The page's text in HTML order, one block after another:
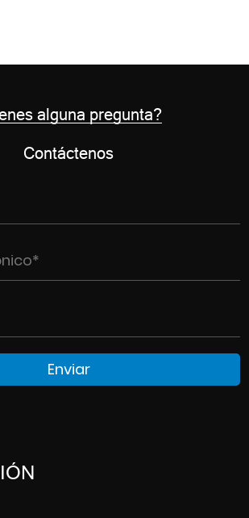
alguna pregunta?
Contáctenos